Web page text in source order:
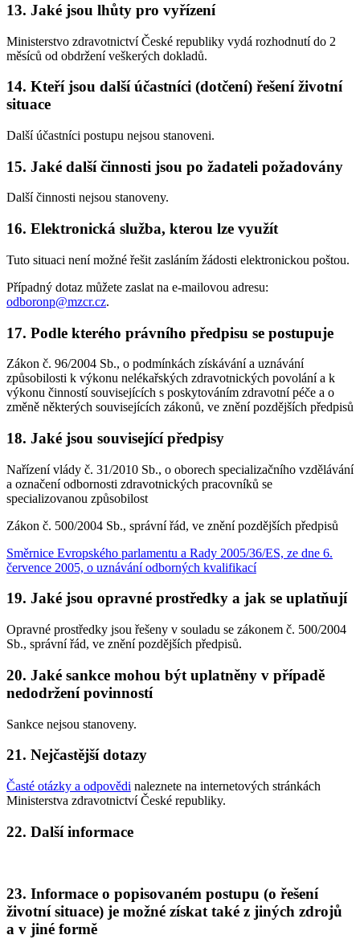
13. Jaké jsou lhůty pro vyřízení
Ministerstvo zdravotnictví České republiky vydá rozhodnutí do 2
měsíců od obdržení veškerých dokladů.
14. Kteří jsou další účastníci (dotčení) řešení životní
situace
Další účastníci postupu nejsou stanoveni.
15. Jaké další činnosti jsou po žadateli požadovány
Další činnosti nejsou stanoveny.
16. Elektronická služba, kterou lze využít
Tuto situaci není možné řešit zasláním žádosti elektronickou poštou.
Případný dotaz můžete zaslat na e-mailovou adresu:
odboronp@mzcr.cz.
17. Podle kterého právního předpisu se postupuje
Zákon č. 96/2004 Sb., o podmínkách získávání a uznávání
způsobilosti k výkonu nelékařských zdravotnických povolání a k
výkonu činností souvisejících s poskytováním zdravotní péče a o
změně některých souvisejících zákonů, ve znění pozdějších předpisů
18. Jaké jsou související předpisy
Nařízení vlády č. 31/2010 Sb., o oborech specializačního vzdělávání
a označení odbornosti zdravotnických pracovníků se
specializovanou způsobilost
Zákon č. 500/2004 Sb., správní řád, ve znění pozdějších předpisů
Směrnice Evropského parlamentu a Rady 2005/36/ES, ze dne 6.
července 2005, o uznávání odborných kvalifikací
19. Jaké jsou opravné prostředky a jak se uplatňují
Opravné prostředky jsou řešeny v souladu se zákonem č. 500/2004
Sb., správní řád, ve znění pozdějších předpisů.
20. Jaké sankce mohou být uplatněny v případě
nedodržení povinností
Sankce nejsou stanoveny.
21. Nejčastější dotazy
Časté otázky a odpovědi naleznete na internetových stránkách
Ministerstva zdravotnictví České republiky.
22. Další informace
23. Informace o popisovaném postupu (o řešení
životní situace) je možné získat také z jiných zdrojů
a v jiné formě